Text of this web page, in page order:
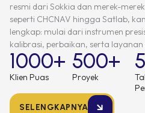
resmi dari Sokkia dan merek-
seperti CHCNAV hingga Satlab,
lengkap: mulai dari instrumen
kalibrasi, perbaikan, serta
1000+
Klien Puas
500+
Proyek
SELENGKAPNYA